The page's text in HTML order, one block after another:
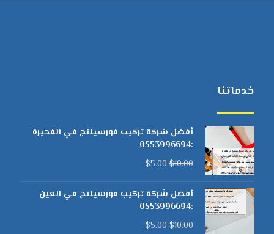
خدماتنا
أفضل شركة تركيب فورسيلنج في الفجيرة
:0553996694
$10.00
$5.00
أفضل شركة تركيب فورسيلنج في العين
:0553996694
$10.00
$5.00